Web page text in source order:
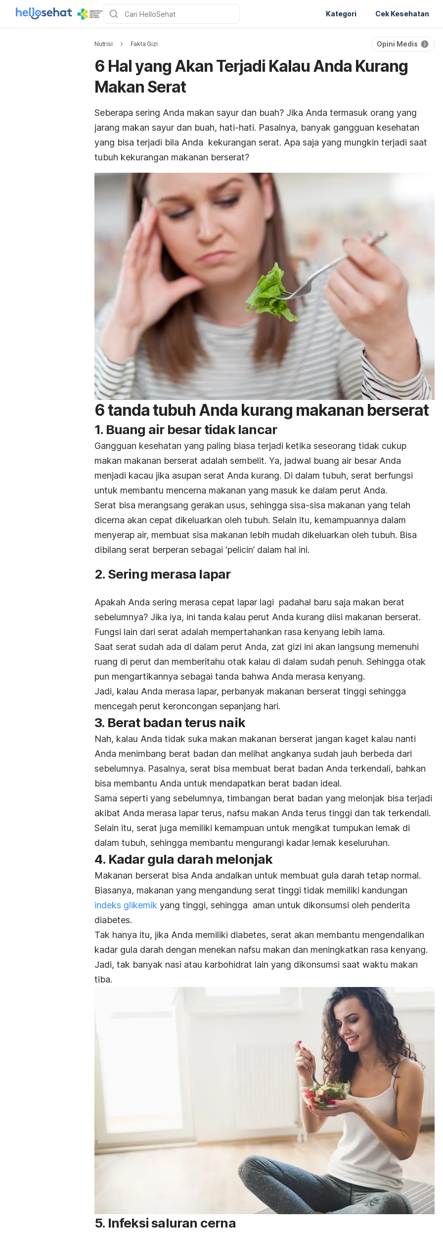
Kategori Cek Kesehatan
Nutrisi Fakta Gizi Opini Medis
6 Hal yang Akan Terjadi Kalau Anda Kurang
Makan Serat
Seberapa sering Anda makan sayur dan buah? Jika Anda termasuk orang yang
jarang makan sayur dan buah, hati-hati. Pasalnya, banyak gangguan kesehatan
yang bisa terjadi bila Anda kekurangan serat. Apa saja yang mungkin terjadi saat
tubuh kekurangan makanan berserat?
6 tanda tubuh Anda kurang makanan berserat
1. Buang air besar tidak lancar
Gangguan kesehatan yang paling biasa terjadi ketika seseorang tidak cukup
makan makanan berserat adalah sembelit. Ya, jadwal buang air besar Anda
menjadi kacau jika asupan serat Anda kurang. Di dalam tubuh, serat berfungsi
untuk membantu mencerna makanan yang masuk ke dalam perut Anda.
Serat bisa merangsang gerakan usus, sehingga sisa-sisa makanan yang telah
dicerna akan cepat dikeluarkan oleh tubuh. Selain itu, kemampuannya dalam
menyerap air, membuat sisa makanan lebih mudah dikeluarkan oleh tubuh. Bisa
dibilang serat berperan sebagai ‘pelicin’ dalam hal ini.
2. Sering merasa lapar
Apakah Anda sering merasa cepat lapar lagi padahal baru saja makan berat
sebelumnya? Jika iya, ini tanda kalau perut Anda kurang diisi makanan berserat.
Fungsi lain dari serat adalah mempertahankan rasa kenyang lebih lama.
Saat serat sudah ada di dalam perut Anda, zat gizi ini akan langsung memenuhi
ruang di perut dan memberitahu otak kalau di dalam sudah penuh. Sehingga otak
pun mengartikannya sebagai tanda bahwa Anda merasa kenyang.
Jadi, kalau Anda merasa lapar, perbanyak makanan berserat tinggi sehingga
mencegah perut keroncongan sepanjang hari.
3. Berat badan terus naik
Nah, kalau Anda tidak suka makan makanan berserat jangan kaget kalau nanti
Anda menimbang berat badan dan melihat angkanya sudah jauh berbeda dari
sebelumnya. Pasalnya, serat bisa membuat berat badan Anda terkendali, bahkan
bisa membantu Anda untuk mendapatkan berat badan ideal.
Sama seperti yang sebelumnya, timbangan berat badan yang melonjak bisa terjadi
akibat Anda merasa lapar terus, nafsu makan Anda terus tinggi dan tak terkendali.
Selain itu, serat juga memiliki kemampuan untuk mengikat tumpukan lemak di
dalam tubuh, sehingga membantu mengurangi kadar lemak keseluruhan.
4. Kadar gula darah melonjak
Makanan berserat bisa Anda andalkan untuk membuat gula darah tetap normal.
Biasanya, makanan yang mengandung serat tinggi tidak memiliki kandungan
indeks glikemik yang tinggi, sehingga aman untuk dikonsumsi oleh penderita
diabetes.
Tak hanya itu, jika Anda memiliki diabetes, serat akan membantu mengendalikan
kadar gula darah dengan menekan nafsu makan dan meningkatkan rasa kenyang.
Jadi, tak banyak nasi atau karbohidrat lain yang dikonsumsi saat waktu makan
tiba.
5. Infeksi saluran cerna